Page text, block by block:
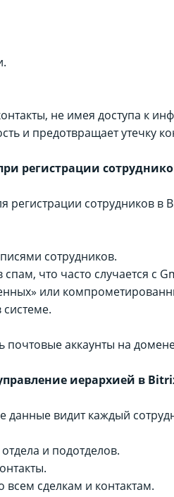
не имея доступа к
и предотвращает утечку
регистрации
сотрудников в
сотрудников.
что часто случается с
или
почтовые аккаунты на
иерархией в
данные видит каждый
и подотделов.
всем сделкам и контактам.